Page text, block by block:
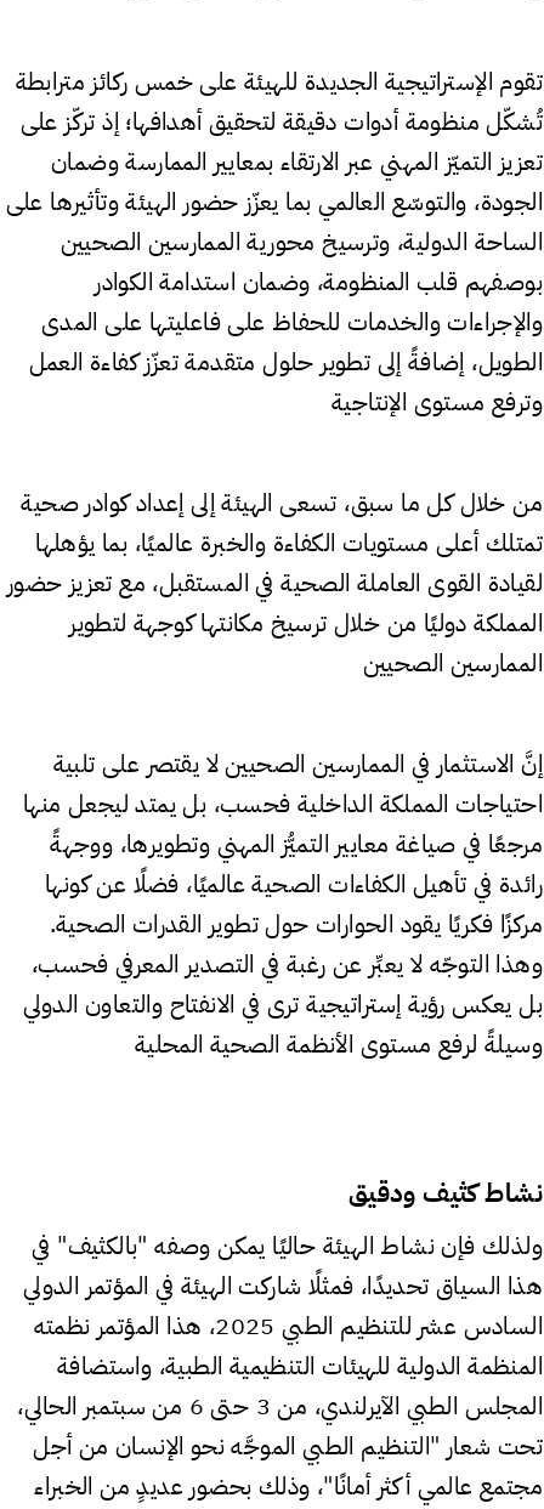
تقوم الإستراتيجية الجديدة للهيئة على خمس ركائز مترابطة
تُشكّل منظومة أدوات دقيقة لتحقيق أهدافها؛ إذ تركّز على
تعزيز التميّز المهني عبر الارتقاء بمعايير الممارسة وضمان
الجودة، والتوسّع العالمي بما يعزّز حضور الهيئة وتأثيرها على
الساحة الدولية، وترسيخ محورية الممارسين الصحيين
بوصفهم قلب المنظومة، وضمان استدامة الكوادر
والإجراءات والخدمات للحفاظ على فاعليتها على المدى
الطويل، إضافةً إلى تطوير حلول متقدمة تعزّز كفاءة العمل
وترفع مستوى الإنتاجية
من خلال كل ما سبق، تسعى الهيئة إلى إعداد كوادر صحية
تمتلك أعلى مستويات الكفاءة والخبرة عالميًا، بما يؤهلها
لقيادة القوى العاملة الصحية في المستقبل، مع تعزيز حضور
المملكة دوليًا من خلال ترسيخ مكانتها كوجهة لتطوير
الممارسين الصحيين
إنَّ الاستثمار في الممارسين الصحيين لا يقتصر على تلبية
احتياجات المملكة الداخلية فحسب، بل يمتد ليجعل منها
مرجعًا في صياغة معايير التميُّز المهني وتطويرها، ووجهةً
رائدة في تأهيل الكفاءات الصحية عالميًا، فضلًا عن كونها
مركزًا فكريًا يقود الحوارات حول تطوير القدرات الصحية.
وهذا التوجّه لا يعبِّر عن رغبة في التصدير المعرفي فحسب،
بل يعكس رؤية إستراتيجية ترى في الانفتاح والتعاون الدولي
وسيلةً لرفع مستوى الأنظمة الصحية المحلية
نشاط كثيف ودقيق
ولذلك فإن نشاط الهيئة حاليًا يمكن وصفه "بالكثيف" في
هذا السياق تحديدًا، فمثلًا شاركت الهيئة في المؤتمر الدولي
السادس عشر للتنظيم الطبي 2025، هذا المؤتمر نظمته
المنظمة الدولية للهيئات التنظيمية الطبية، واستضافة
المجلس الطبي الآيرلندي، من 3 حتى 6 من سبتمبر الحالي،
تحت شعار "التنظيم الطبي الموجَّه نحو الإنسان من أجل
مجتمع عالمي أكثر أمانًا"، وذلك بحضور عديدٍ من الخبراء